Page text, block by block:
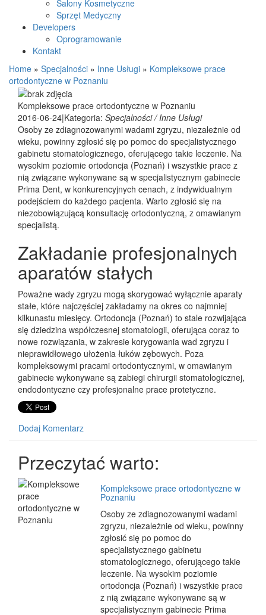
Salony Kosmetyczne
Sprzęt Medyczny
Developers
Oprogramowanie
Kontakt
Home » Specjalności » Inne Usługi » Kompleksowe prace
ortodontyczne w Poznaniu
Kompleksowe prace ortodontyczne w Poznaniu
2016-06-24|Kategoria: Specjalności / Inne Usługi
Osoby ze zdiagnozowanymi wadami zgryzu, niezależnie od
wieku, powinny zgłosić się po pomoc do specjalistycznego
gabinetu stomatologicznego, oferującego takie leczenie. Na
wysokim poziomie ortodoncja (Poznań) i wszystkie prace z
nią związane wykonywane są w specjalistycznym gabinecie
Prima Dent, w konkurencyjnych cenach, z indywidualnym
podejściem do każdego pacjenta. Warto zgłosić się na
niezobowiązującą konsultację ortodontyczną, z omawianym
specjalistą.
Zakładanie profesjonalnych
aparatów stałych
Poważne wady zgryzu mogą skorygować wyłącznie aparaty
stałe, które najczęściej zakładamy na okres co najmniej
kilkunastu miesięcy. Ortodoncja (Poznań) to stale rozwijająca
się dziedzina współczesnej stomatologii, oferująca coraz to
nowe rozwiązania, w zakresie korygowania wad zgryzu i
nieprawidłowego ułożenia łuków zębowych. Poza
kompleksowymi pracami ortodontycznymi, w omawianym
gabinecie wykonywane są zabiegi chirurgii stomatologicznej,
endodontyczne czy profesjonalne prace protetyczne.
Dodaj Komentarz
Przeczytać warto:
Kompleksowe prace ortodontyczne w
Poznaniu
Osoby ze zdiagnozowanymi wadami
zgryzu, niezależnie od wieku, powinny
zgłosić się po pomoc do
specjalistycznego gabinetu
stomatologicznego, oferującego takie
leczenie. Na wysokim poziomie
ortodoncja (Poznań) i wszystkie prace
z nią związane wykonywane są w
specjalistycznym gabinecie Prima